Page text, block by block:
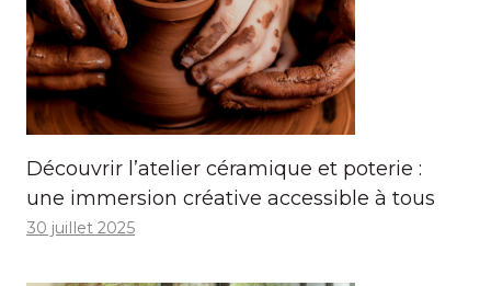
Découvrir l’atelier céramique et poterie :
une immersion créative accessible à tous
30 juillet 2025